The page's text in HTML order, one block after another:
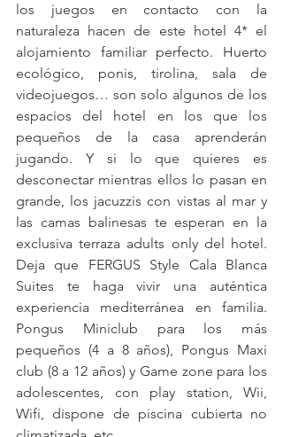
los juegos en contacto con la
naturaleza hacen de este hotel 4* el
alojamiento familiar perfecto. Huerto
ecológico, ponis, tirolina, sala de
videojuegos… son solo algunos de los
espacios del hotel en los que los
pequeños de la casa aprenderán
jugando. Y si lo que quieres es
desconectar mientras ellos lo pasan en
grande, los jacuzzis con vistas al mar y
las camas balinesas te esperan en la
exclusiva terraza adults only del hotel.
Deja que FERGUS Style Cala Blanca
Suites te haga vivir una auténtica
experiencia mediterránea en familia.
Pongus Miniclub para los más
pequeños (4 a 8 años), Pongus Maxi
club (8 a 12 años) y Game zone para los
adolescentes, con play station, Wii,
Wifi, dispone de piscina cubierta no